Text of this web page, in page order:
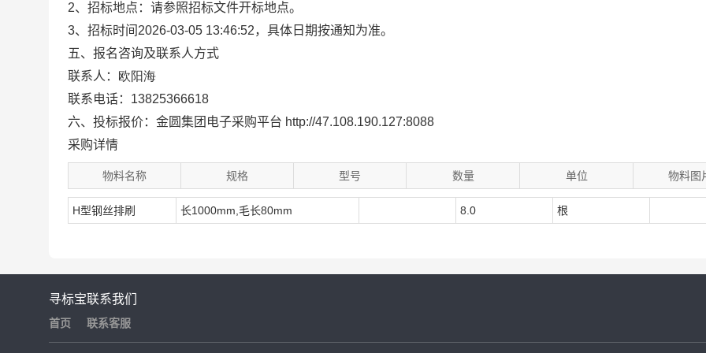
2、招标地点：请参照招标文件开标地点。
3、招标时间 2026-03-05 13:46:52，具体日期按通知为准。
五、报名咨询及联系人方式
联系人： 欧阳海
联系电话： 13825366618
六、投标报价：金圆集团电子采购平台 http://47.108.190.127:8088
采购详情
物料名称 规格 型号 数量 单位 物料图
H型钢丝排刷 长1000mm,毛长80mm 8.0 根
寻标宝
首页
联系我们
联系客服